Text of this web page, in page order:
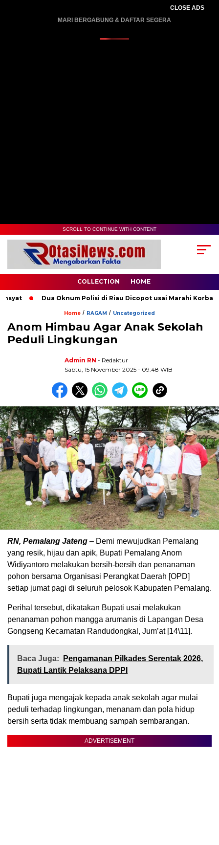
CLOSE ADS
MARI BERGABUNG & DAFTAR SEGERA
SCROLL TO CONTINUE WITH CONTENT
COLLECTION HOME
Dua Oknum Polisi di Riau Dicopot usai Marahi Korban
Home / RAGAM / Uncategorized
Anom Himbau Agar Anak Sekolah
Peduli Lingkungan
Admin RN - Redaktur
Sabtu, 15 November 2025 - 09:48 WIB
RN, Pemalang Jateng – Demi mewujudkan Pemalang
yang resik, hijau dan apik, Bupati Pemalang Anom
Widiyantoro melakukan bersih-bersih dan penanaman
pohon bersama Organisasi Perangkat Daerah [OPD]
setiap jumat pagi di seluruh pelosok Kabupaten Pemalang.
Perihal tersebut, dikatakan Bupati usai melakukan
penanaman pohon mangga arumanis di Lapangan Desa
Gongseng Kecamatan Randudongkal, Jum’at [14\11].
Baca Juga:
Pengamanan Pilkades Serentak 2026,
Bupati Lantik Pelaksana DPPI
Bupati juga mengajak kepada anak sekolah agar mulai
peduli terhadap lingkungan, menanam dan pola hidup
bersih serta tidak membuang sampah sembarangan.
ADVERTISEMENT